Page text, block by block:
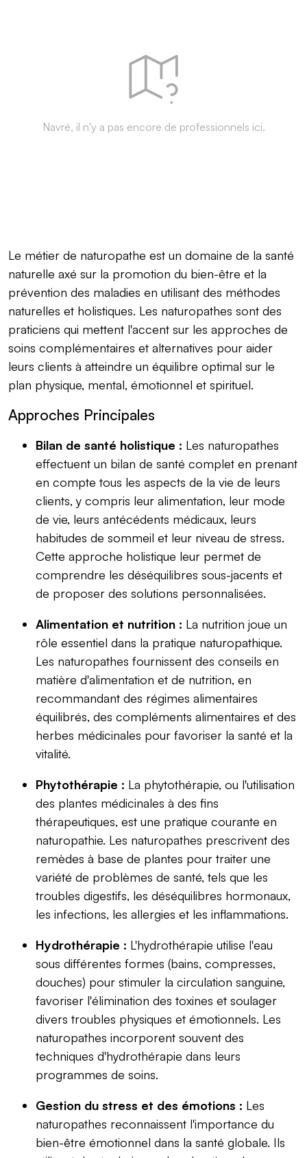
Navré, il n'y a pas encore de professionnels ici.
Le métier de naturopathe est un domaine de la santé
naturelle axé sur la promotion du bien-être et la
prévention des maladies en utilisant des méthodes
naturelles et holistiques. Les naturopathes sont des
praticiens qui mettent l'accent sur les approches de
soins complémentaires et alternatives pour aider
leurs clients à atteindre un équilibre optimal sur le
plan physique, mental, émotionnel et spirituel.
Approches Principales
Bilan de santé holistique : Les naturopathes
effectuent un bilan de santé complet en prenant
en compte tous les aspects de la vie de leurs
clients, y compris leur alimentation, leur mode
de vie, leurs antécédents médicaux, leurs
habitudes de sommeil et leur niveau de stress.
Cette approche holistique leur permet de
comprendre les déséquilibres sous-jacents et
de proposer des solutions personnalisées.
Alimentation et nutrition : La nutrition joue un
rôle essentiel dans la pratique naturopathique.
Les naturopathes fournissent des conseils en
matière d'alimentation et de nutrition, en
recommandant des régimes alimentaires
équilibrés, des compléments alimentaires et des
herbes médicinales pour favoriser la santé et la
vitalité.
Phytothérapie : La phytothérapie, ou l'utilisation
des plantes médicinales à des fins
thérapeutiques, est une pratique courante en
naturopathie. Les naturopathes prescrivent des
remèdes à base de plantes pour traiter une
variété de problèmes de santé, tels que les
troubles digestifs, les déséquilibres hormonaux,
les infections, les allergies et les inflammations.
Hydrothérapie : L'hydrothérapie utilise l'eau
sous différentes formes (bains, compresses,
douches) pour stimuler la circulation sanguine,
favoriser l'élimination des toxines et soulager
divers troubles physiques et émotionnels. Les
naturopathes incorporent souvent des
techniques d'hydrothérapie dans leurs
programmes de soins.
Gestion du stress et des émotions : Les
naturopathes reconnaissent l'importance du
bien-être émotionnel dans la santé globale. Ils